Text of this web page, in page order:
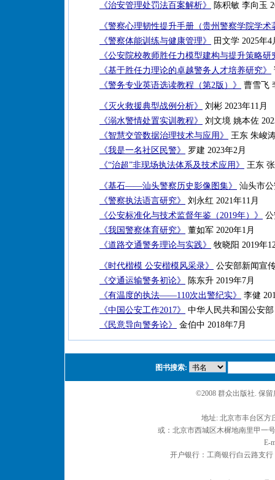
《治安管理处罚法百案解析》
陈积敏 李向玉
《警察心理韧性提升手册（贵州警察学院学
《警察体能训练与健康管理》
田文学 2025年4
《公安院校教师胜任力模型建构与提升策略研
《基于胜任力理论的卓越警务人才培养研究》
《警务专业英语选读教程（第2版）》
曹雪飞
《灭火救援典型战例分析》
刘彬 2023年11月
《溺水警情处置实训教程》
刘文境 姚本佐
《智慧交管数据治理技术与应用》
王东 朱峻
《我是一名社区民警》
罗建 2023年2月
《“治超”非现场执法体系及技术应用》
王东
《基石——汕头警察历史影像图集》
汕头市
《警察执法语言研究》
刘永红 2021年11月
《公安标准化与技术监督年鉴（2019年）》
《我国警察体育研究》
董如军 2020年1月
《道路交通警务理论与实践》
牧晓阳 2019年
《时代楷模 公安楷模风采录》
公安部新闻宣
《交通运输警务初论》
陈东升 2019年7月
《有温度的执法——110次出警纪实》
李健
《中国公安工作2017》
中华人民共和国公安部
《民意导向警务论》
金伯中 2018年7月
图书搜索:
©2008 群众出版社. 保
地址: 北京市丰台区
或：北京市西城区木樨地南里甲一
E-
开户银行：工商银行白云路支